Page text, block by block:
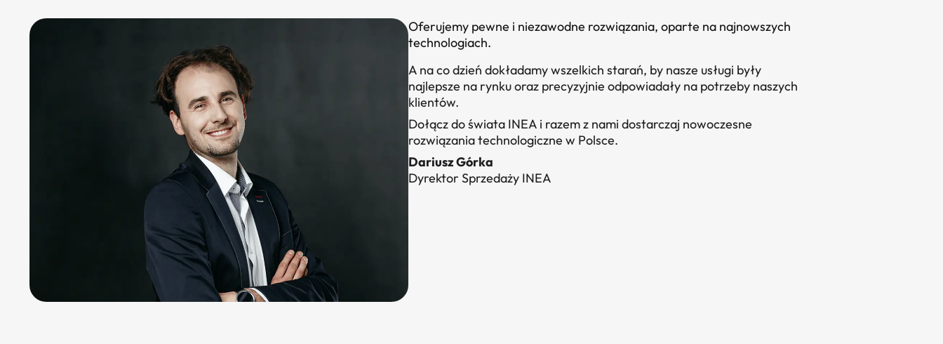
Oferujemy pewne i niezawodne rozwiązania, oparte na najnowszych
technologiach.
A na co dzień dokładamy wszelkich starań, by nasze usługi były
najlepsze na rynku oraz precyzyjnie odpowiadały na potrzeby naszych
klientów.
Dołącz do świata INEA i razem z nami dostarczaj nowoczesne
rozwiązania technologiczne w Polsce.
Dariusz Górka
Dyrektor Sprzedaży INEA